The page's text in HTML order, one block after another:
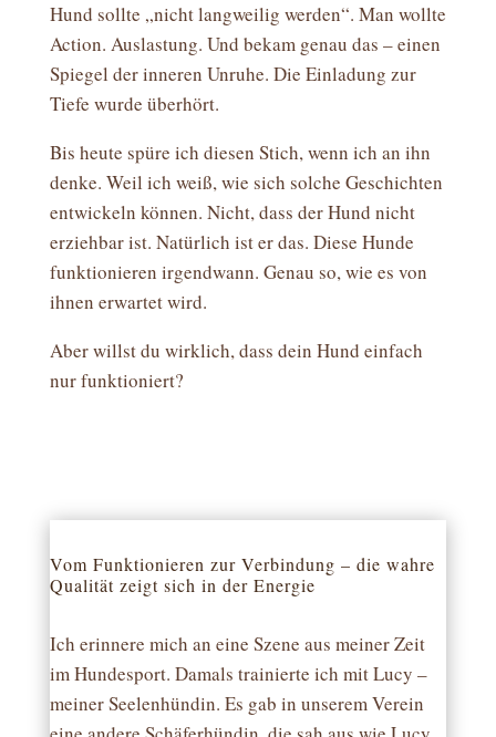
Hund sollte „nicht langweilig werden“. Man wollte
Action. Auslastung. Und bekam genau das – einen
Spiegel der inneren Unruhe. Die Einladung zur
Tiefe wurde überhört.
Bis heute spüre ich diesen Stich, wenn ich an ihn
denke. Weil ich weiß, wie sich solche Geschichten
entwickeln können. Nicht, dass der Hund nicht
erziehbar ist. Natürlich ist er das. Diese Hunde
funktionieren irgendwann. Genau so, wie es von
ihnen erwartet wird.
Aber willst du wirklich, dass dein Hund einfach
nur funktioniert?
Vom Funktionieren zur Verbindung – die wahre
Qualität zeigt sich in der Energie
Ich erinnere mich an eine Szene aus meiner Zeit
im Hundesport. Damals trainierte ich mit Lucy –
meiner Seelenhündin. Es gab in unserem Verein